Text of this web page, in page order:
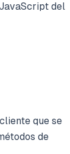
del
que se
de